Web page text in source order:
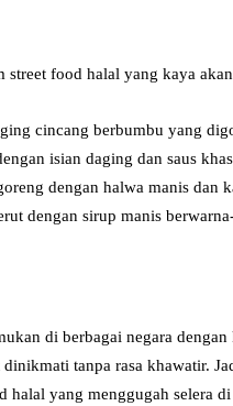
street food halal yang kaya
cincang berbumbu yang
isian daging dan saus
dengan halwa manis dan
dengan sirup manis
di berbagai negara
tanpa rasa khawatir.
halal yang menggugah selera